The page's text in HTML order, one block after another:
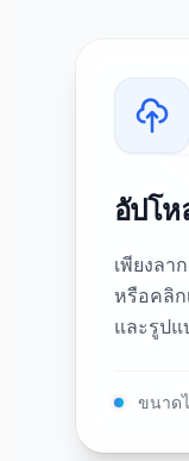
อัปโห
เพียงลา
หรือคลิก
และรูป
ขนาด